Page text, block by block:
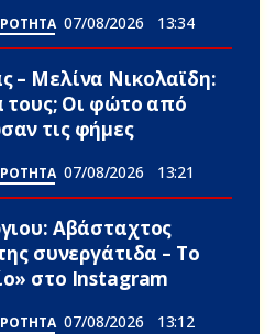
07/08/2026 13:34
– Μελίνα Νικολαϊδη:
τους; Οι φώτο από
τις φήμες
07/08/2026 13:21
Αβάσταχτος
συνεργάτιδα – Το
στο Instagram
07/08/2026 13:12